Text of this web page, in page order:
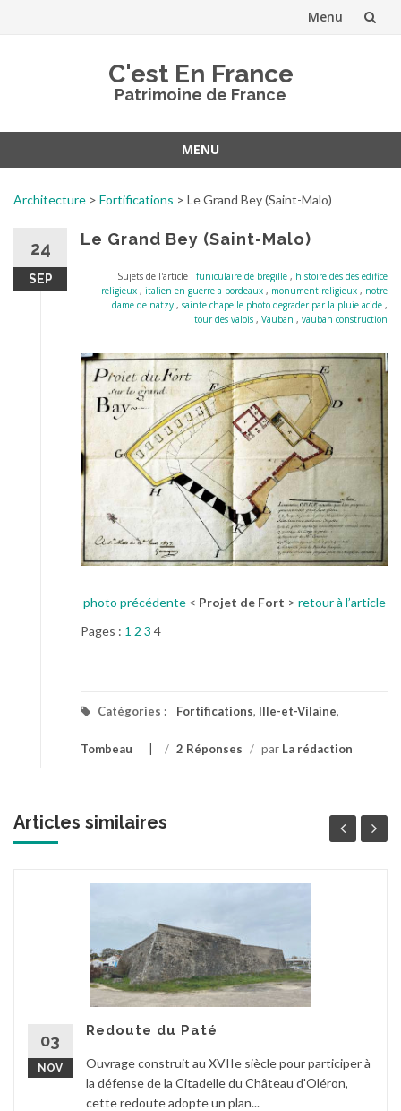
Menu
C'est En France
Patrimoine de France
MENU
Architecture > Fortifications > Le Grand Bey (Saint-Malo)
24
SEP
Le Grand Bey (Saint-Malo)
Sujets de l'article : funiculaire de bregille , histoire des des edifice
religieux , italien en guerre a bordeaux , monument religieux , notre
dame de natzy , sainte chapelle photo degrader par la pluie acide ,
tour des valois , Vauban , vauban construction
photo précédente< Projet de Fort > retour à l’article
Pages : 1 2 3 4
Catégories : Fortifications, Ille-et-Vilaine,
Tombeau / 2 Réponses / par La rédaction
Articles similaires
03
NOV
Redoute du Paté
Ouvrage construit au XVIIe siècle pour participer à
la défense de la Citadelle du Château d'Oléron,
cette redoute adopte un plan...